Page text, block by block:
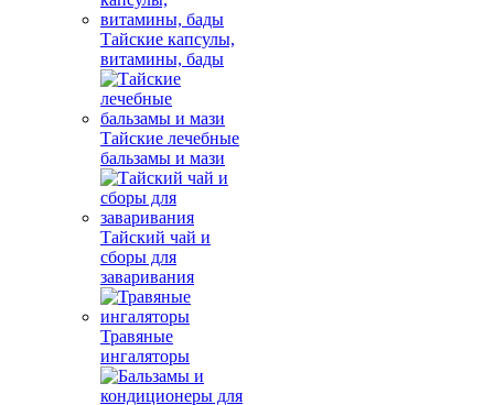
Тайские капсулы,
витамины, бады
Тайские лечебные
бальзамы и мази
Тайский чай и
сборы для
заваривания
Травяные
ингаляторы